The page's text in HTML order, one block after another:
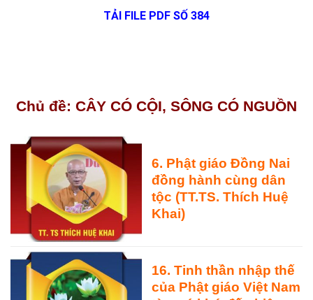
TẢI FILE PDF SỐ 384
Chủ đề: CÂY CÓ CỘI, SÔNG CÓ NGUỒN
6. Phật giáo Ðồng Nai
đồng hành cùng dân
tộc (TT.TS. Thích Huệ
Khai)
16.Tinh thần nhập thế
của Phật giáo Việt Nam